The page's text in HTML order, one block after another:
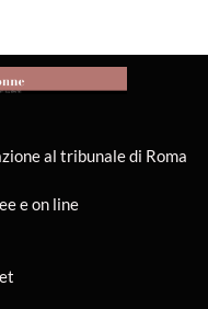
al tribunale di Roma
e on line